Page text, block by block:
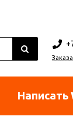
Написать